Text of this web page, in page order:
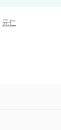
元仁